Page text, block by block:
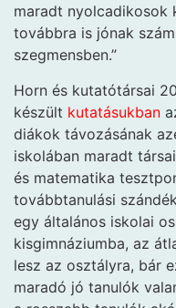
maradt nyolcadikosok
továbbra is jónak
szegmensben.”
Horn és kutatótársai
készült kutatásukban
diákok távozásának
iskolában maradt
és matematika
továbbtanulási
egy általános iskolai
kisgimnáziumba, az
lesz az osztályra, bár
maradó jó tanulók